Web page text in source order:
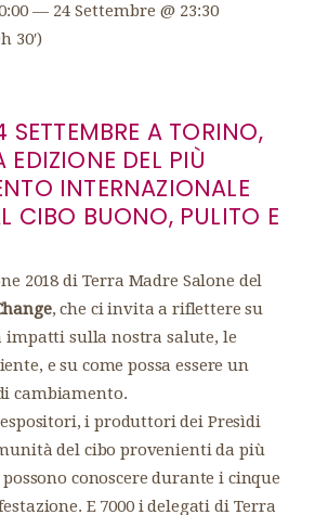
A TORINO,
EDIZIONE DEL PIÙ
INTERNAZIONALE
CIBO BUONO, PULITO E
2018 di Terra Madre Salone del
, che ci invita a riflettere su
impatti sulla nostra salute, le
e su come possa essere un
cambiamento.
i produttori dei Presìdi
del cibo provenienti da più
possono conoscere durante i cinque
E 7000 i delegati di Terra
— 24 Settembre @ 23:30
30′)